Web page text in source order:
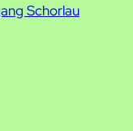
Schorlau